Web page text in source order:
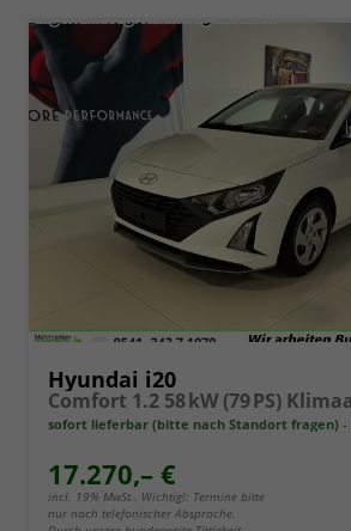
Hyundai i20
sofort lieferbar (bitte nach Standort fragen)
17.270,– €
incl. 19% MwSt.. Wichtig!: Termine bitte
nur nach telefonischer Absprache.